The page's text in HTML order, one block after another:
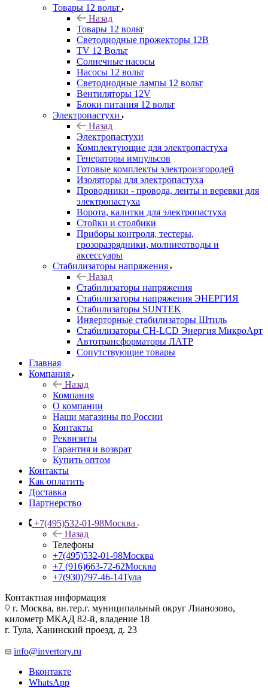
Товары 12 вольт
Назад
Товары 12 вольт
Светодиодные прожекторы 12В
TV 12 Вольт
Солнечные насосы
Насосы 12 вольт
Светодиодные лампы 12 вольт
Вентиляторы 12V
Блоки питания 12 вольт
Электропастухи
Назад
Электропастухи
Комплектующие для электропастуха
Генераторы импульсов
Готовые комплекты электроизгородей
Изоляторы для электропастуха
Проводники - провода, ленты и веревки для
электропастуха
Ворота, калитки для электропастуха
Стойки и столбики
Приборы контроля, тестеры,
грозоразрядники, молниеотводы и
аксессуары
Стабилизаторы напряжения
Назад
Стабилизаторы напряжения
Стабилизаторы напряжения ЭНЕРГИЯ
Стабилизаторы SUNTEK
Инверторные стабилизаторы Штиль
Стабилизаторы СН-LCD Энepгия МикроАрт
Автотрансформаторы ЛАТР
Сопутствующие товары
Главная
Компания
Назад
Компания
О компании
Наши магазины по России
Контакты
Реквизиты
Гарантия и возврат
Купить оптом
Контакты
Как оплатить
Доставка
Партнерство
+7(495)532-01-98Москва
Назад
Телефоны
+7(495)532-01-98Москва
+7 (916)663-72-62Москва
+7(930)797-46-14Тула
Контактная информация
г. Москва, вн.тер.г. муниципальный округ Лианозово,
километр МКАД 82-й, владение 18
г. Тула, Ханинский проезд, д. 23
info@invertory.ru
Вконтакте
WhatsApp